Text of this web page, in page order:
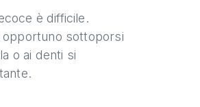
è difficile.
opportuno sottoporsi
o ai denti si